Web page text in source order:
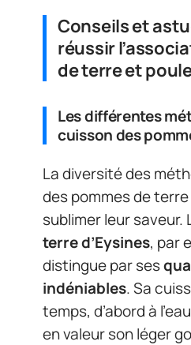
Conseils et
réussir
de terre et
Les différentes
cuisson des
La diversité des
des pommes de
sublimer leur saveur.
terre d’Eysines, par
distingue par ses
indéniables. Sa
temps, d’abord à
en valeur son léger